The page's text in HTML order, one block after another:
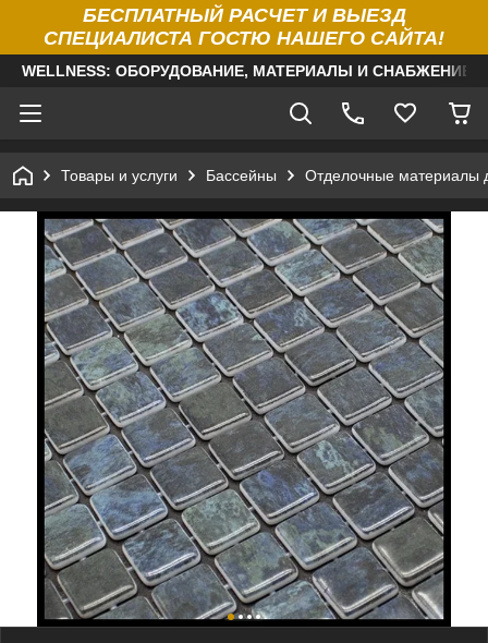
БЕСПЛАТНЫЙ РАСЧЕТ И ВЫЕЗД
СПЕЦИАЛИСТА ГОСТЮ НАШЕГО САЙТА!
WELLNESS: ОБОРУДОВАНИЕ, МАТЕРИАЛЫ И
Товары и услуги Бассейны Отделочные материалы